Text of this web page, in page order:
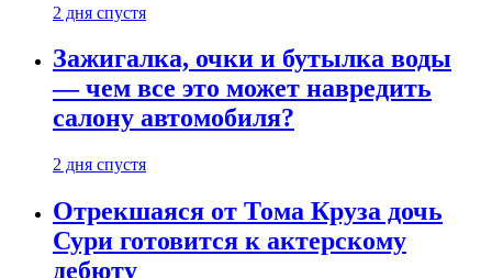
2 дня спустя
Зажигалка, очки и бутылка воды
— чем все это может навредить
салону автомобиля?
2 дня спустя
Отрекшаяся от Тома Круза дочь
Сури готовится к актерскому
дебюту